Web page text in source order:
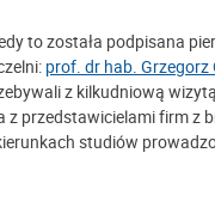
to została podpisana
prof. dr hab. Grzegorz
z kilkudniową
z przedstawicielami firm z
studiów